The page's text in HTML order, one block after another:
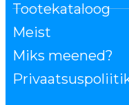
Tootekataloog
Meist
Miks meened?